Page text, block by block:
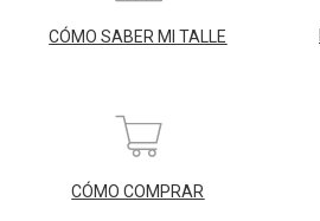
CÓMO SABER MI TALLE
CÓMO COMPRAR